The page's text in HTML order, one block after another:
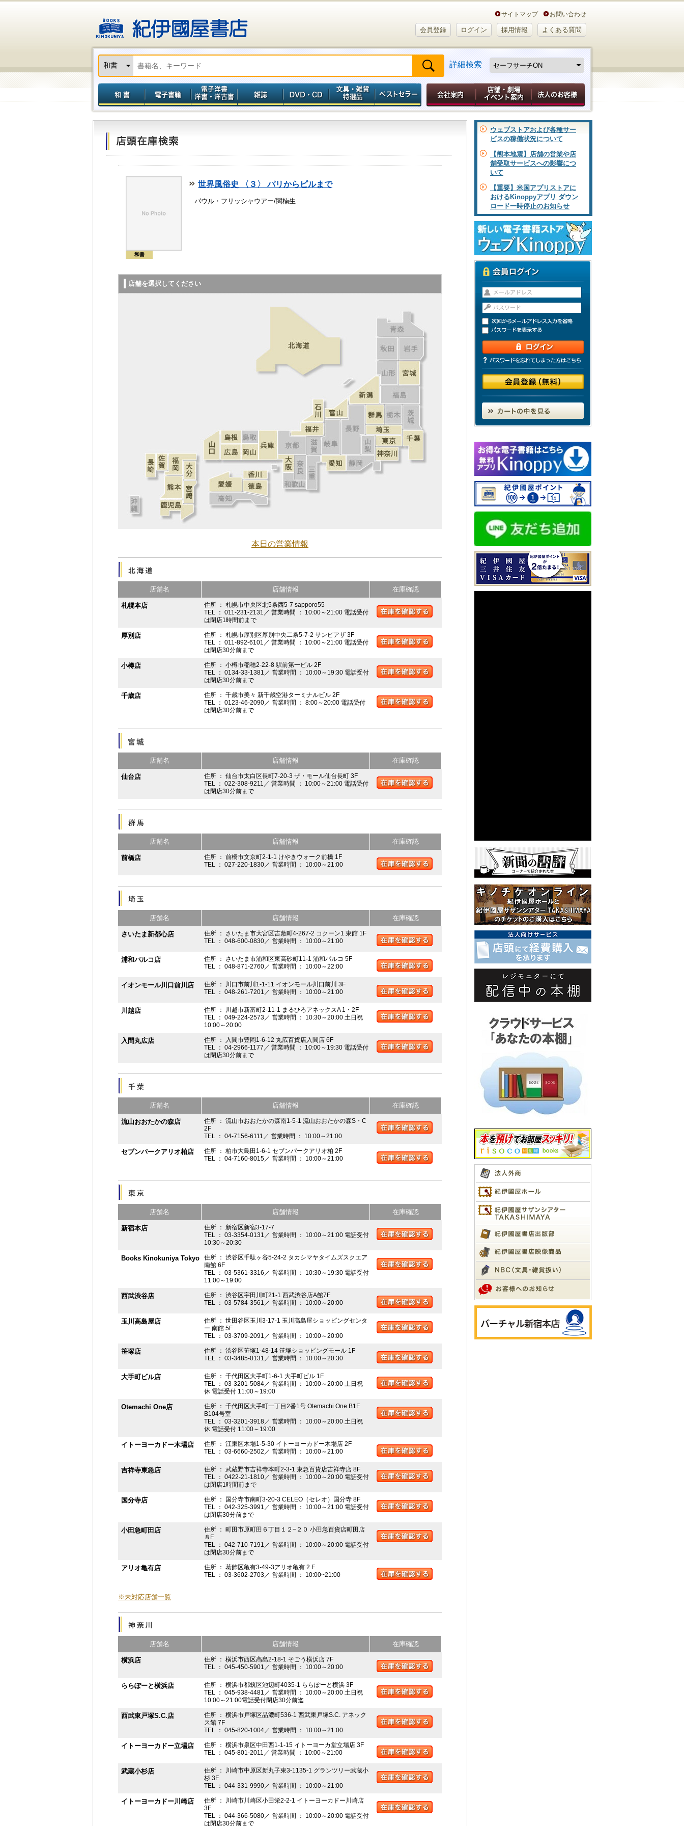
サイトマップ お問い合わせ
会員登録 ログイン 採用情報 よくある質問
詳細検索
和書
世界風俗史 〈３〉 パリからピルまで
パウル・フリッシャウアー/関楠生
店舗を選択してください
本日の営業情報
店舗名 店舗情報 在庫確認
札幌本店
住所 ： 札幌市中央区北5条西5-7 sapporo55
TEL ： 011-231-2131／ 営業時間 ： 10:00～21:00 電話受付
は閉店1時間前まで
厚別店
住所 ： 札幌市厚別区厚別中央二条5-7-2 サンピアザ 3F
TEL ： 011-892-6101／ 営業時間 ： 10:00～21:00 電話受付
は閉店30分前まで
小樽店
住所 ： 小樽市稲穂2-22-8 駅前第一ビル 2F
TEL ： 0134-33-1381／ 営業時間 ： 10:00～19:30 電話受付
は閉店30分前まで
千歳店
住所 ： 千歳市美々 新千歳空港ターミナルビル 2F
TEL ： 0123-46-2090／ 営業時間 ： 8:00～20:00 電話受付
は閉店30分前まで
店舗名 店舗情報 在庫確認
仙台店
住所 ： 仙台市太白区長町7-20-3 ザ・モール仙台長町 3F
TEL ： 022-308-9211／ 営業時間 ： 10:00～21:00 電話受付
は閉店30分前まで
店舗名 店舗情報 在庫確認
前橋店
住所 ： 前橋市文京町2-1-1 けやきウォーク前橋 1F
TEL ： 027-220-1830／ 営業時間 ： 10:00～21:00
店舗名 店舗情報 在庫確認
さいたま新都心店
住所 ： さいたま市大宮区吉敷町4-267-2 コクーン1 東館 1F
TEL ： 048-600-0830／ 営業時間 ： 10:00～21:00
浦和パルコ店
住所 ： さいたま市浦和区東高砂町11-1 浦和パルコ 5F
TEL ： 048-871-2760／ 営業時間 ： 10:00～22:00
イオンモール川口前川店
住所 ： 川口市前川1-1-11 イオンモール川口前川 3F
TEL ： 048-261-7201／ 営業時間 ： 10:00～21:00
川越店
住所 ： 川越市新富町2-11-1 まるひろアネックスA 1・2F
TEL ： 049-224-2573／ 営業時間 ： 10:30～20:00 土日祝
10:00～20:00
入間丸広店
住所 ： 入間市豊岡1-6-12 丸広百貨店入間店 6F
TEL ： 04-2966-1177／ 営業時間 ： 10:00～19:30 電話受付
は閉店30分前まで
店舗名 店舗情報 在庫確認
流山おおたかの森店
住所 ： 流山市おおたかの森南1-5-1 流山おおたかの森S・C
2F
TEL ： 04-7156-6111／ 営業時間 ： 10:00～21:00
セブンパークアリオ柏店
住所 ： 柏市大島田1-6-1 セブンパークアリオ柏 2F
TEL ： 04-7160-8015／ 営業時間 ： 10:00～21:00
店舗名 店舗情報 在庫確認
新宿本店
住所 ： 新宿区新宿3-17-7
TEL ： 03-3354-0131／ 営業時間 ： 10:00～21:00 電話受付
10:30～20:30
Books Kinokuniya Tokyo
住所 ： 渋谷区千駄ヶ谷5-24-2 タカシマヤタイムズスクエア
南館 6F
TEL ： 03-5361-3316／ 営業時間 ： 10:30～19:30 電話受付
11:00～19:00
西武渋谷店
住所 ： 渋谷区宇田川町21-1 西武渋谷店A館7F
TEL ： 03-5784-3561／ 営業時間 ： 10:00～20:00
玉川高島屋店
住所 ： 世田谷区玉川3-17-1 玉川高島屋ショッピングセンタ
ー 南館 5F
TEL ： 03-3709-2091／ 営業時間 ： 10:00～20:00
笹塚店
住所 ： 渋谷区笹塚1-48-14 笹塚ショッピングモール 1F
TEL ： 03-3485-0131／ 営業時間 ： 10:00～20:30
大手町ビル店
住所 ： 千代田区大手町1-6-1 大手町ビル 1F
TEL ： 03-3201-5084／ 営業時間 ： 10:00～20:00 土日祝
休 電話受付 11:00～19:00
Otemachi One店
住所 ： 千代田区大手町一丁目2番1号 Otemachi One B1F
B104号室
TEL ： 03-3201-3918／ 営業時間 ： 10:00～20:00 土日祝
休 電話受付 11:00～19:00
イトーヨーカドー木場店
住所 ： 江東区木場1-5-30 イトーヨーカドー木場店 2F
TEL ： 03-6660-2502／ 営業時間 ： 10:00～21:00
吉祥寺東急店
住所 ： 武蔵野市吉祥寺本町2-3-1 東急百貨店吉祥寺店 8F
TEL ： 0422-21-1810／ 営業時間 ： 10:00～20:00 電話受付
は閉店1時間前まで
国分寺店
住所 ： 国分寺市南町3-20-3 CELEO（セレオ）国分寺 8F
TEL ： 042-325-3991／ 営業時間 ： 10:00～21:00 電話受付
は閉店30分前まで
小田急町田店
住所 ： 町田市原町田６丁目１２−２０ 小田急百貨店町田店
８F
TEL ： 042-710-7191／ 営業時間 ： 10:00～20:00 電話受付
は閉店30分前まで
アリオ亀有店
住所 ： 葛飾区亀有3-49-3アリオ亀有 2 F
TEL ： 03-3602-2703／ 営業時間 ： 10:00~21:00
※未対応店舗一覧
店舗名 店舗情報 在庫確認
横浜店
住所 ： 横浜市西区高島2-18-1 そごう横浜店 7F
TEL ： 045-450-5901／ 営業時間 ： 10:00～20:00
ららぽーと横浜店
住所 ： 横浜市都筑区池辺町4035-1 ららぽーと横浜 3F
TEL ： 045-938-4481／ 営業時間 ： 10:00～20:00 土日祝
10:00～21:00電話受付閉店30分前迄
西武東戸塚S.C.店
住所 ： 横浜市戸塚区品濃町536-1 西武東戸塚S.C. アネック
ス館 7F
TEL ： 045-820-1004／ 営業時間 ： 10:00～21:00
イトーヨーカドー立場店
住所 ： 横浜市泉区中田西1-1-15 イトーヨーカ堂立場店 3F
TEL ： 045-801-2011／ 営業時間 ： 10:00～21:00
武蔵小杉店
住所 ： 川崎市中原区新丸子東3-1135-1 グランツリー武蔵小
杉 3F
TEL ： 044-331-9990／ 営業時間 ： 10:00～21:00
イトーヨーカドー川崎店
住所 ： 川崎市川崎区小田栄2-2-1 イトーヨーカドー川崎店
3F
TEL ： 044-366-5080／ 営業時間 ： 10:00～20:00 電話受付
は閉店30分前まで
ウェブストアおよび各種サー
ビスの稼働状況について
【熊本地震】店舗の営業や店
舗受取サービスへの影響につ
いて
【重要】米国アプリストアに
おけるKinoppyアプリ ダウン
ロード一時停止のお知らせ